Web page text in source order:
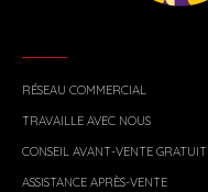
RÉSEAU COMMERCIAL
TRAVAILLE AVEC NOUS
CONSEIL AVANT-VENTE GRATUIT
ASSISTANCE APRÈS-VENTE